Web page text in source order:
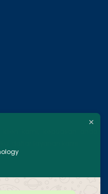
kami, kepuasan anda
daftar layanan kami